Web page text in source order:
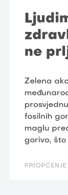
ne
Zelena
fosilnih
maglu
gorivo,